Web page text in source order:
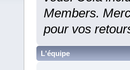
Members.
pour vos
L'équipe